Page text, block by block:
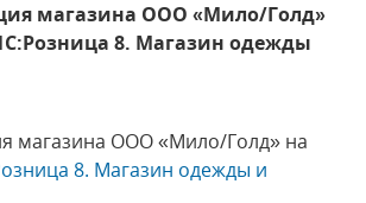
магазина ООО «Мило/Голд»
8. Магазин одежды
магазина ООО «Мило/Голд» на
8. Магазин одежды и